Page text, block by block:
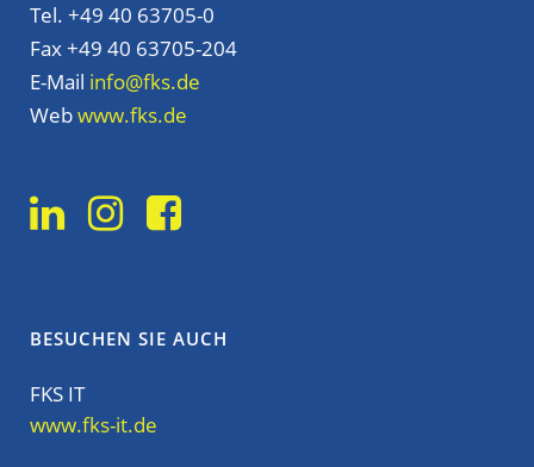
Tel. +49 40 63705-0
Fax +49 40 63705-204
E-Mail info@fks.de
Webwww.fks.de
BESUCHEN SIE AUCH
FKS IT
www.fks-it.de